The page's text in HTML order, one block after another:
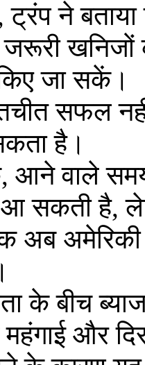
ट्रंप ने
जरूरी
जा सकें।
सफल
है।
आने वाले
सकती है,
अब
के बीच
महंगाई और